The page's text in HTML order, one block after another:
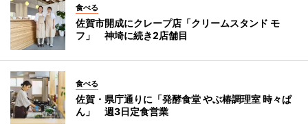
食べる
佐賀市開成にクレープ店「クリームスタンド モ
フ」 神埼に続き2店舗目
食べる
佐賀・県庁通りに「発酵食堂 やぶ椿調理室 時々ぱ
ん」 週3日定食営業